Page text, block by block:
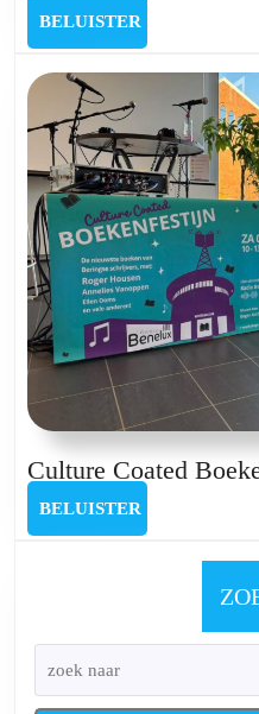
BELUISTER
Culture Coated
BELUISTER